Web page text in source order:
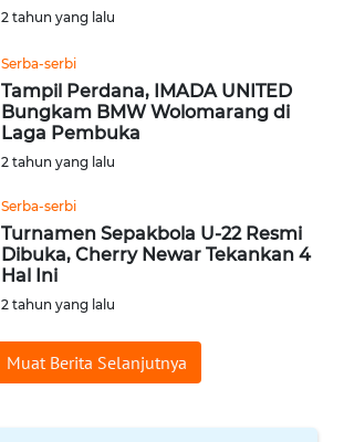
2 tahun yang lalu
Serba-serbi
Tampil Perdana, IMADA UNITED
Bungkam BMW Wolomarang di
Laga Pembuka
2 tahun yang lalu
Serba-serbi
Turnamen Sepakbola U-22 Resmi
Dibuka, Cherry Newar Tekankan 4
Hal Ini
2 tahun yang lalu
Muat Berita Selanjutnya